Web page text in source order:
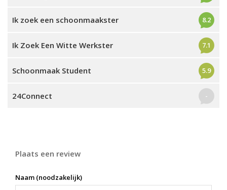
Ik zoek een schoonmaakster 8.2
Ik Zoek Een Witte Werkster 7.1
Schoonmaak Student 5.9
24Connect -
Plaats een review
Naam (noodzakelijk)